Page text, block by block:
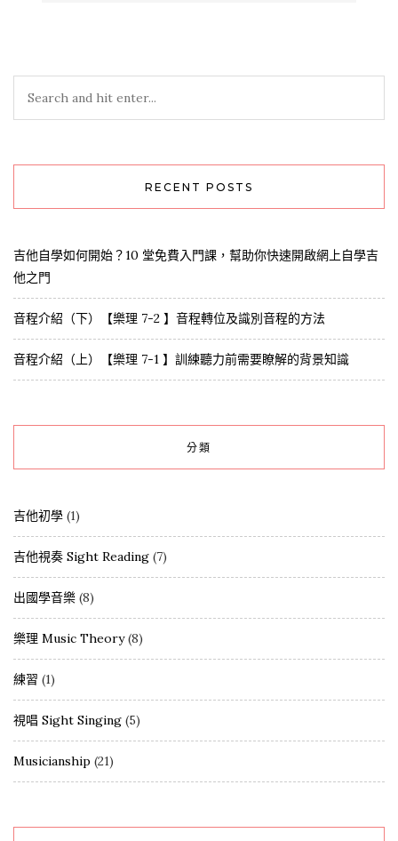
RECENT POSTS
吉他自學如何開始？10 堂免費入門課，幫助你快速開啟網上自學吉
他之門
音程介紹（下）【樂理 7-2 】音程轉位及識別音程的方法
音程介紹（上）【樂理 7-1 】訓練聽力前需要瞭解的背景知識
分類
吉他初學 (1)
吉他視奏 Sight Reading (7)
出國學音樂 (8)
樂理 Music Theory(8)
練習 (1)
視唱 Sight Singing (5)
Musicianship (21)